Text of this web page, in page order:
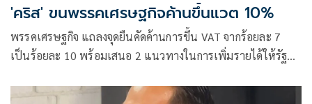
'คริส' ขนพรรคเศรษฐกิจค้านขึ้นแวต 10%
พรรคเศรษฐกิจ แถลงจุดยืนคัดค้านการขึ้น VAT จากร้อยละ 7
เป็นร้อยละ 10 พร้อมเสนอ 2 แนวทางในการเพิ่มรายได้ให้รัฐ
ลดลง